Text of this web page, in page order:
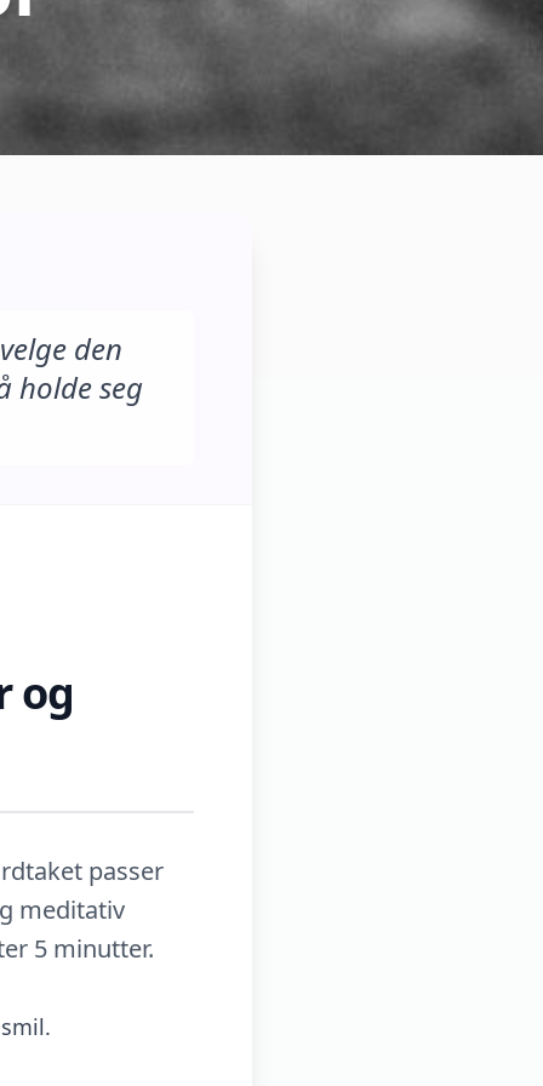
den
holde seg
og
passer
meditativ
5 minutter.